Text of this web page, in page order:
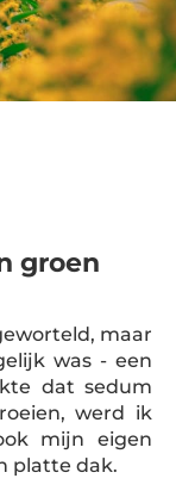
groen
maar
was - een
dat sedum
werd ik
mijn eigen
platte dak.